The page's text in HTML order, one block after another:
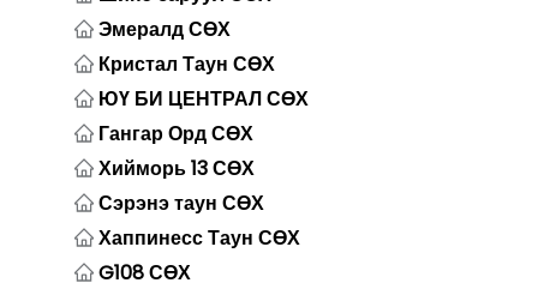
Эмералд СӨХ
Кристал Таун СӨХ
ЮҮ БИ ЦЕНТРАЛ СӨХ
Гангар Орд СӨХ
Хийморь 13 СӨХ
Сэрэнэ таун СӨХ
Хаппинесс Таун СӨХ
G108 СӨХ